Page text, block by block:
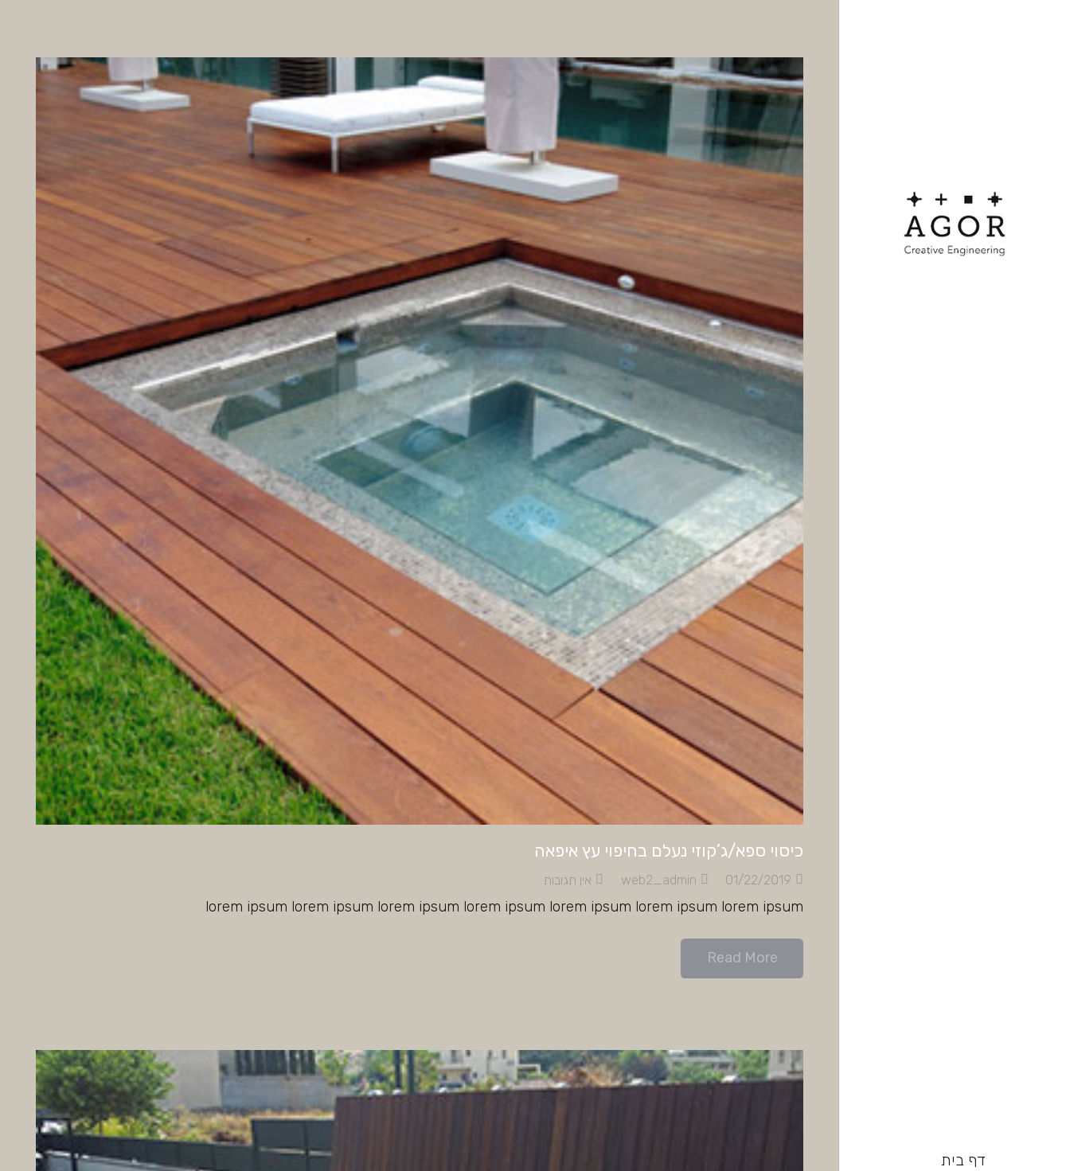
דף בית
כיסוי ספא/ג’קוזי נעלם בחיפוי עץ איפאה
01/22/2019
web2_admin אין תגובות
lorem ipsum lorem ipsum lorem ipsum lorem ipsum lorem ipsum lorem ipsum lorem ipsum
Read More